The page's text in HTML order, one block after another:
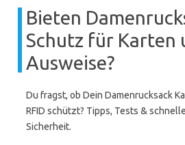
Bieten
Schutz für Karten
Ausweise?
Du fragst, ob Dein Damenrucksack
RFID schützt? Tipps, Tests &
Sicherheit.